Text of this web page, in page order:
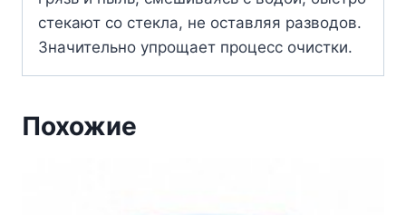
стекают со стекла, не оставляя разводов.
Значительно упрощает процесс очистки.
Похожие